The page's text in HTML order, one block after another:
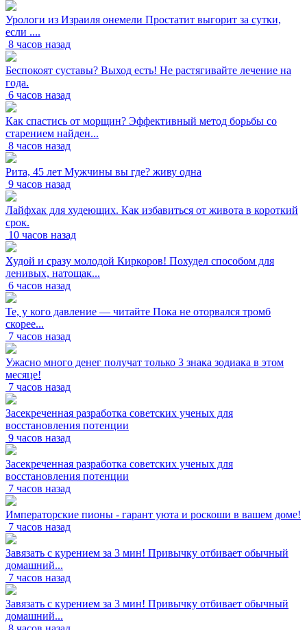
Урологи из Израиля онемели Простатит выгорит за сутки,
если ....
8 часов назад
Беспокоят суставы? Выход есть! Не растягивайте лечение на
года.
6 часов назад
Как спастись от морщин? Эффективный метод борьбы со
старением найден...
8 часов назад
Рита, 45 лет Мужчины вы где? живу одна
9 часов назад
Лайфхак для худеющих. Как избавиться от живота в короткий
срок.
10 часов назад
Худой и сразу молодой Киркоров! Похудел способом для
ленивых, натощак...
6 часов назад
Те, у кого давление — читайте Пока не оторвался тромб
скорее...
7 часов назад
Ужасно много денег получат только 3 знака зодиака в этом
месяце!
7 часов назад
Засекреченная разработка советских ученых для
восстановления потенции
9 часов назад
Засекреченная разработка советских ученых для
восстановления потенции
7 часов назад
Императорские пионы - гарант уюта и роскоши в вашем доме!
7 часов назад
Завязать с курением за 3 мин! Привычку отбивает обычный
домашний...
7 часов назад
Завязать с курением за 3 мин! Привычку отбивает обычный
домашний...